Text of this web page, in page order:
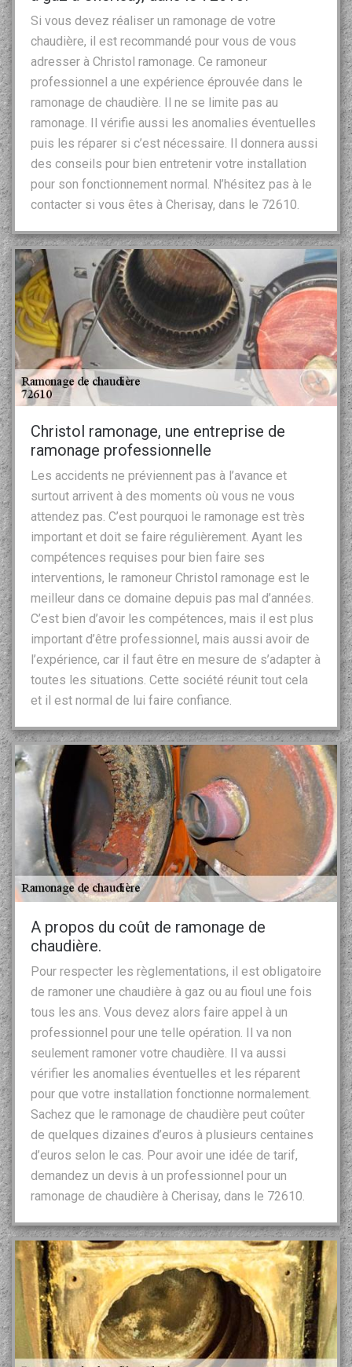
Si vous devez réaliser un ramonage de votre
chaudière, il est recommandé pour vous de vous
adresser à Christol ramonage. Ce ramoneur
professionnel a une expérience éprouvée dans le
ramonage de chaudière. Il ne se limite pas au
ramonage. Il vérifie aussi les anomalies éventuelles
puis les réparer si c’est nécessaire. Il donnera aussi
des conseils pour bien entretenir votre installation
pour son fonctionnement normal. N’hésitez pas à le
contacter si vous êtes à Cherisay, dans le 72610.
Christol ramonage, une entreprise de
ramonage professionnelle
Les accidents ne préviennent pas à l’avance et
surtout arrivent à des moments où vous ne vous
attendez pas. C’est pourquoi le ramonage est très
important et doit se faire régulièrement. Ayant les
compétences requises pour bien faire ses
interventions, le ramoneur Christol ramonage est le
meilleur dans ce domaine depuis pas mal d’années.
C’est bien d’avoir les compétences, mais il est plus
important d’être professionnel, mais aussi avoir de
l’expérience, car il faut être en mesure de s’adapter à
toutes les situations. Cette société réunit tout cela
et il est normal de lui faire confiance.
A propos du coût de ramonage de
chaudière.
Pour respecter les règlementations, il est obligatoire
de ramoner une chaudière à gaz ou au fioul une fois
tous les ans. Vous devez alors faire appel à un
professionnel pour une telle opération. Il va non
seulement ramoner votre chaudière. Il va aussi
vérifier les anomalies éventuelles et les réparent
pour que votre installation fonctionne normalement.
Sachez que le ramonage de chaudière peut coûter
de quelques dizaines d’euros à plusieurs centaines
d’euros selon le cas. Pour avoir une idée de tarif,
demandez un devis à un professionnel pour un
ramonage de chaudière à Cherisay, dans le 72610.